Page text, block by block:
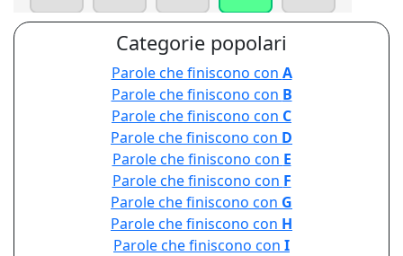
Categorie popolari
Parole che finiscono con A
Parole che finiscono con B
Parole che finiscono con C
Parole che finiscono con D
Parole che finiscono con E
Parole che finiscono con F
Parole che finiscono con G
Parole che finiscono con H
Parole che finiscono con I